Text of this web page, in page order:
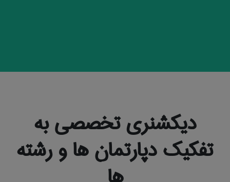
دیکشنری تخصصی به
تفکیک دپارتمان ها و رشته